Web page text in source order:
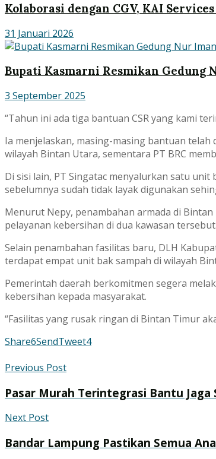
Kolaborasi dengan CGV, KAI
31 Januari 2026
Bupati Kasmarni Resmikan Gedung
3 September 2025
“Tahun ini ada tiga bantuan CSR yang kami
Ia menjelaskan, masing-masing bantuan
wilayah Bintan Utara, sementara PT BRC
Di sisi lain, PT Singatac menyalurkan satu
sebelumnya sudah tidak layak digunakan
Menurut Nepy, penambahan armada di
pelayanan kebersihan di dua kawasan tersebut.
Selain penambahan fasilitas baru, DLH
terdapat empat unit bak sampah di wilayah
Pemerintah daerah berkomitmen segera
kebersihan kepada masyarakat.
“Fasilitas yang rusak ringan di Bintan Timur
Share6SendTweet4
Previous Post
Pasar Murah Terintegrasi Bantu
Next Post
Bandar Lampung Pastikan Semua